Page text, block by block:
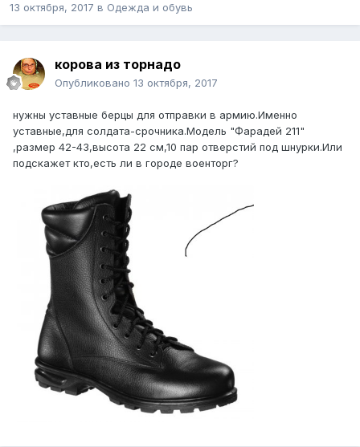
13 октября, 2017 в Одежда и обувь
корова из торнадо
Опубликовано 13 октября, 2017
нужны уставные берцы для отправки в армию.Именно
уставные,для солдата-срочника.Модель "Фарадей 211"
,размер 42-43,высота 22 см,10 пар отверстий под шнурки.Или
подскажет кто,есть ли в городе военторг?